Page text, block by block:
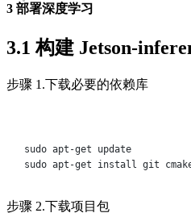
3 部署深度学习
3.1 构建 Jetson-
步骤 1.下载必要的依赖库
sudo apt-get
update
sudo apt-get install git
步骤 2.下载项目包